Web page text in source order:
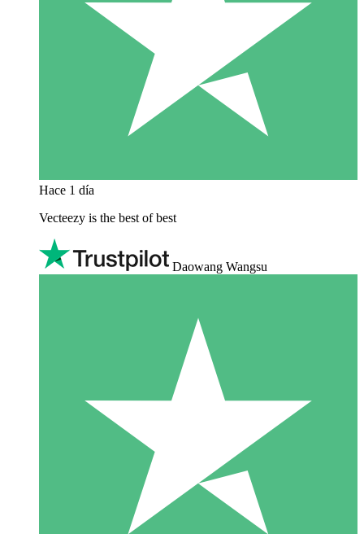
Hace 1 día
Vecteezy is the best of best
Daowang Wangsu